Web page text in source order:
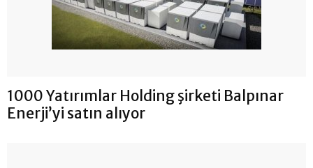
1000 Yatırımlar Holding şirketi Balpınar
Enerji’yi satın alıyor